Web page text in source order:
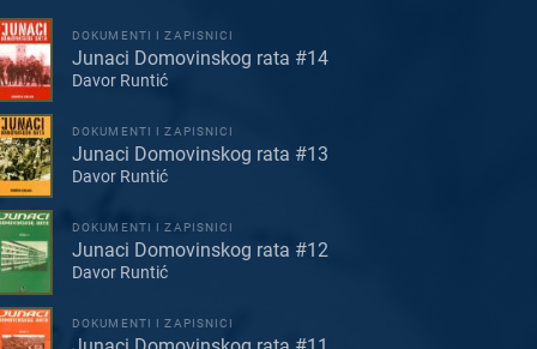
DOKUMENTI I ZAPISNICI
Junaci Domovinskog rata #14
Davor Runtić
DOKUMENTI I ZAPISNICI
Junaci Domovinskog rata #13
Davor Runtić
DOKUMENTI I ZAPISNICI
Junaci Domovinskog rata #12
Davor Runtić
DOKUMENTI I ZAPISNICI